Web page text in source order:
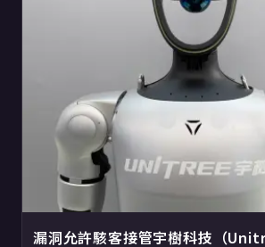
漏洞允許駭客接管宇樹科技（